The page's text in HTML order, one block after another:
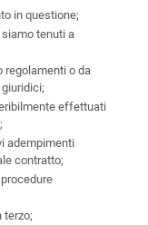
in questione;
tenuti a
regolamenti o da
effettuati
adempimenti
contratto;
terzo;